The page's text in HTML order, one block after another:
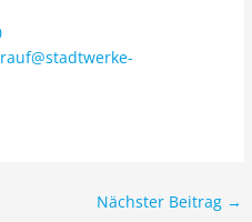
Nächster Beitrag →